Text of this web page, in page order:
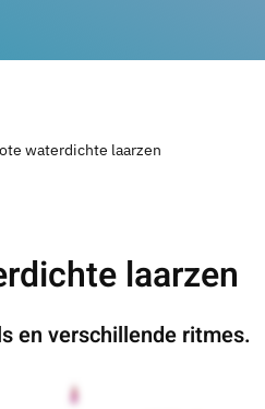
waterdichte laarzen
laarzen
en verschillende ritmes.